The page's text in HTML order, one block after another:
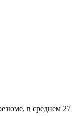
в среднем 27